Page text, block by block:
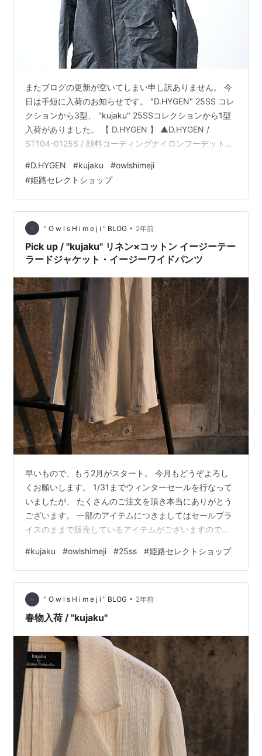
またブログの更新が空いてしまい申し訳ありません。 今
日は手短に入荷のお知らせです。 "D.HYGEN" 25SS コレ
クションから3型、 "kujaku" 25SSコレクションから1型
入荷がありました。 【 D.HYGEN 】 ▲D.HYGEN /
ST104-0125S / 顔料コーティングナイロンフーデットジ
ムストライプジャガードクロップドテーラードジャケッ
ト / BLACK ▲D.HYGEN / ST107-1025S / ランダムスト
ライプジャガードオープンワイドパンツ / BLACK 【
kujaku …
#D.HYGEN #kujaku #owlshimeji
#姫路セレクトショップ
" O w l s H i m e j i " BLOG • 2年前
Pick up / "kujaku" リネン×コットン イージーテー
ラードジャケット・イージーワイドパンツ
早いもので、もう2月がスタート。 今月もどうぞよろし
くお願いします。 1/31までウィンターセールを行なって
いましたが、 たくさんのご注文を頂き本当にありがとう
ございます。 一部のアイテムにつきましてはセールプラ
イスのままで販売しているアイテムがございますので、
ピックアップしていますので、 まだまだ寒さが残るこの
時期の買い足しにご利用下さい。 セールページはこちら
から＞＞＞ 2月からは当店でも25SSが本格的にスター
ト。 今月よりいくつか新作アイテムが入ってくる予定に
なりますので、 お楽しみに。（点数は多くありません
#kujaku #owlshimeji #25ss #姫路セレクトショップ
" O w l s H i m e j i " BLOG • 2年前
春物入荷 / "kujaku"